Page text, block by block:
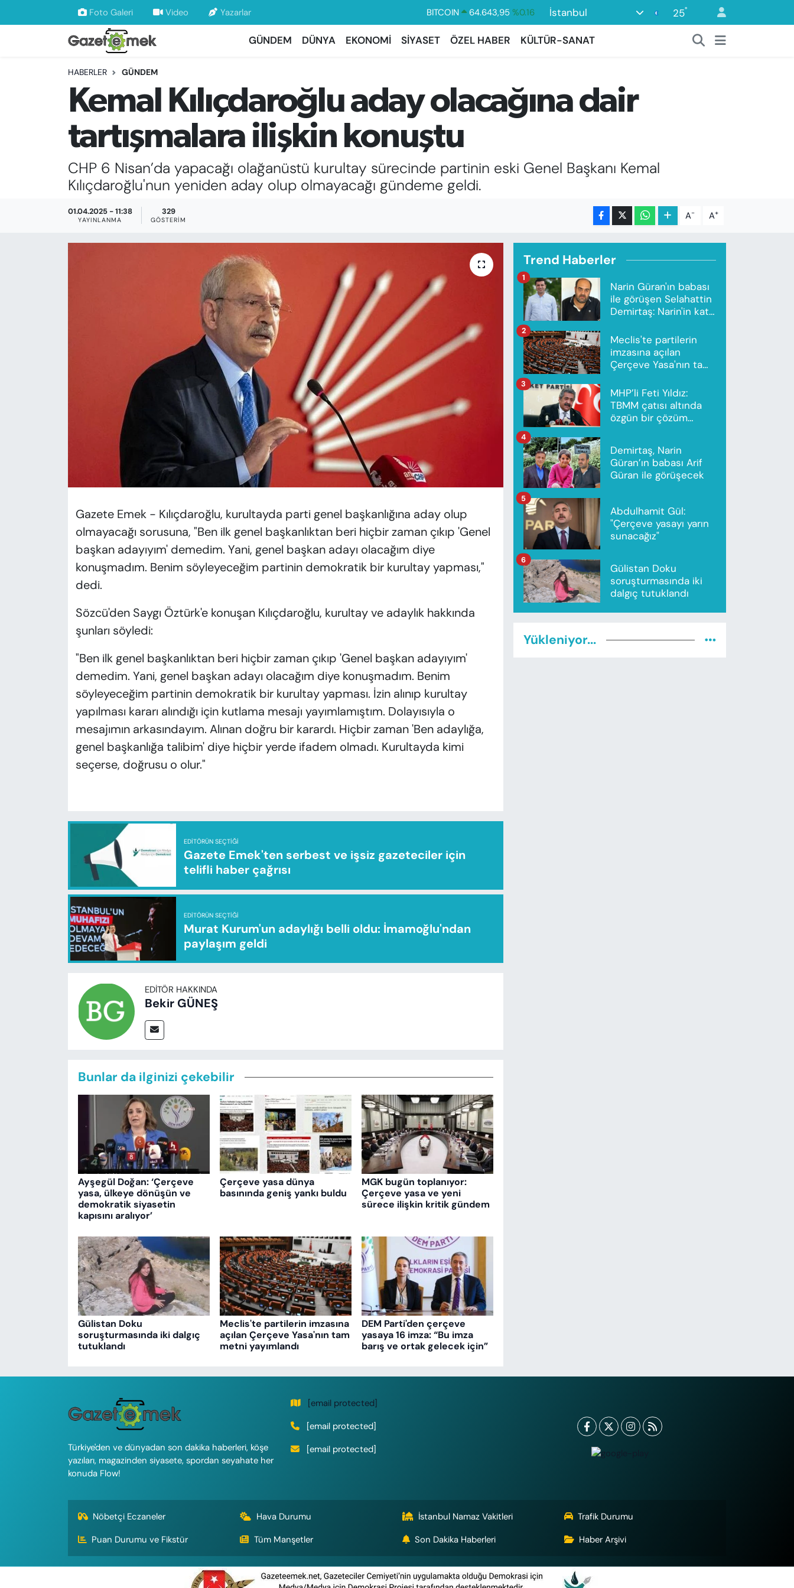
Foto Galeri Video Yazarlar DOLAR 47,6704 %0
EURO
55,0406 %-0.08
BİST100
13.799 %70
64.643,95 %0.16
İstanbul 25°
GÜNDEM DÜNYA EKONOMİ SİYASET ÖZEL HABER KÜLTÜR-SANAT
HABERLER GÜNDEM
Kemal Kılıçdaroğlu aday olacağına dair
tartışmalara ilişkin konuştu
CHP 6 Nisan’da yapacağı olağanüstü kurultay sürecinde partinin eski Genel Başkanı Kemal
Kılıçdaroğlu'nun yeniden aday olup olmayacağı gündeme geldi.
01.04.2025 - 11:38
YAYINLANMA
329
GÖSTERIM A- A+
Gazete Emek - Kılıçdaroğlu, kurultayda parti genel başkanlığına aday olup
olmayacağı sorusuna, "Ben ilk genel başkanlıktan beri hiçbir zaman çıkıp 'Genel
başkan adayıyım' demedim. Yani, genel başkan adayı olacağım diye
konuşmadım. Benim söyleyeceğim partinin demokratik bir kurultay yapması,"
dedi.
Sözcü'den Saygı Öztürk'e konuşan Kılıçdaroğlu, kurultay ve adaylık hakkında
şunları söyledi:
"Ben ilk genel başkanlıktan beri hiçbir zaman çıkıp 'Genel başkan adayıyım'
demedim. Yani, genel başkan adayı olacağım diye konuşmadım. Benim
söyleyeceğim partinin demokratik bir kurultay yapması. İzin alınıp kurultay
yapılması kararı alındığı için kutlama mesajı yayımlamıştım. Dolayısıyla o
mesajımın arkasındayım. Alınan doğru bir karardı. Hiçbir zaman 'Ben adaylığa,
genel başkanlığa talibim' diye hiçbir yerde ifadem olmadı. Kurultayda kimi
seçerse, doğrusu o olur."
EDITÖRÜN SEÇTIĞI
Gazete Emek'ten serbest ve işsiz gazeteciler için
telifli haber çağrısı
EDITÖRÜN SEÇTIĞI
Murat Kurum'un adaylığı belli oldu: İmamoğlu'ndan
paylaşım geldi
EDITÖR HAKKINDA
Bekir GÜNEŞ
Bunlar da ilginizi çekebilir
Ayşegül Doğan: ‘Çerçeve
yasa, ülkeye dönüşün ve
demokratik siyasetin
kapısını aralıyor’
Çerçeve yasa dünya
basınında geniş yankı buldu
MGK bugün toplanıyor:
Çerçeve yasa ve yeni
sürece ilişkin kritik gündem
Gülistan Doku
soruşturmasında iki dalgıç
tutuklandı
Meclis'te partilerin imzasına
açılan Çerçeve Yasa'nın tam
metni yayımlandı
DEM Parti'den çerçeve
yasaya 16 imza: “Bu imza
barış ve ortak gelecek için”
Trend Haberler
Narin Güran'ın babası
ile görüşen Selahattin
Demirtaş: Narin'in katili
1
Meclis'te partilerin
imzasına açılan
Çerçeve Yasa'nın tam
2
MHP’li Feti Yıldız:
TBMM çatısı altında
özgün bir çözüm
3
Demirtaş, Narin
Güran’ın babası Arif
Güran ile görüşecek
4
Abdulhamit Gül:
"Çerçeve yasayı yarın
sunacağız"
5
Gülistan Doku
soruşturmasında iki
dalgıç tutuklandı
6
Yükleniyor...
Türkiye'den ve dünyadan son dakika haberleri, köşe
yazıları, magazinden siyasete, spordan seyahate her
konuda Flow!
[email protected]
[email protected]
[email protected]
Nöbetçi Eczaneler Hava Durumu İstanbul Namaz Vakitleri
Trafik Durumu
Puan Durumu ve Fikstür
Tüm Manşetler Son Dakika Haberleri Haber Arşivi
DÜNYA
EKONOMİ
EMEK HABERLERİ
YENİ MEDYADA EMEK GAZETECİLİĞİNİ
GELİŞTİRMEK
FAYDALI BİLGİLER
GÜNDEM
EĞİTİM
VAN VE DİYARBAKIR HABERLERİ
Nöbetçi Eczaneler
Hava Durumu
İstanbul Namaz Vakitleri
Trafik Durumu
Süper Lig Puan Durumu ve Fikstür
Tüm Manşetler
Son Dakika Haberleri